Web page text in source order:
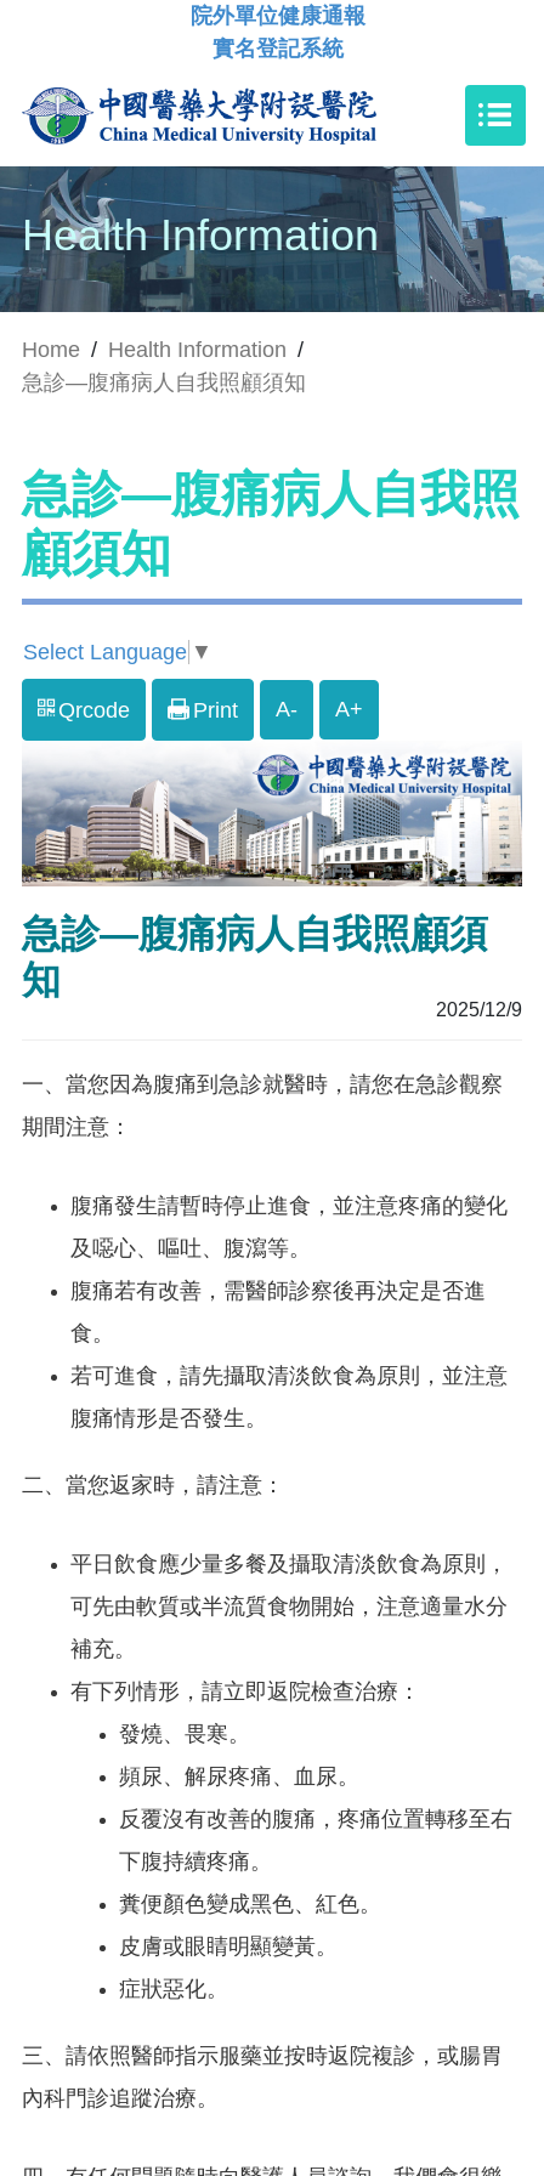
院外單位健康通報
實名登記系統
Health Information
Home / Health Information /
急診—腹痛病人自我照顧須知
急診—腹痛病人自我照
顧須知
Select Language ▼
Qrcode Print A- A+
急診—腹痛病人自我照顧須
知
2025/12/9
一、當您因為腹痛到急診就醫時，請您在急診觀察
期間注意：
腹痛發生請暫時停止進食，並注意疼痛的變化
及噁心、嘔吐、腹瀉等。
腹痛若有改善，需醫師診察後再決定是否進
食。
若可進食，請先攝取清淡飲食為原則，並注意
腹痛情形是否發生。
二、當您返家時，請注意：
平日飲食應少量多餐及攝取清淡飲食為原則，
可先由軟質或半流質食物開始，注意適量水分
補充。
有下列情形，請立即返院檢查治療：
發燒、畏寒。
頻尿、解尿疼痛、血尿。
反覆沒有改善的腹痛，疼痛位置轉移至右
下腹持續疼痛。
糞便顏色變成黑色、紅色。
皮膚或眼睛明顯變黃。
症狀惡化。
三、請依照醫師指示服藥並按時返院複診，或腸胃
內科門診追蹤治療。